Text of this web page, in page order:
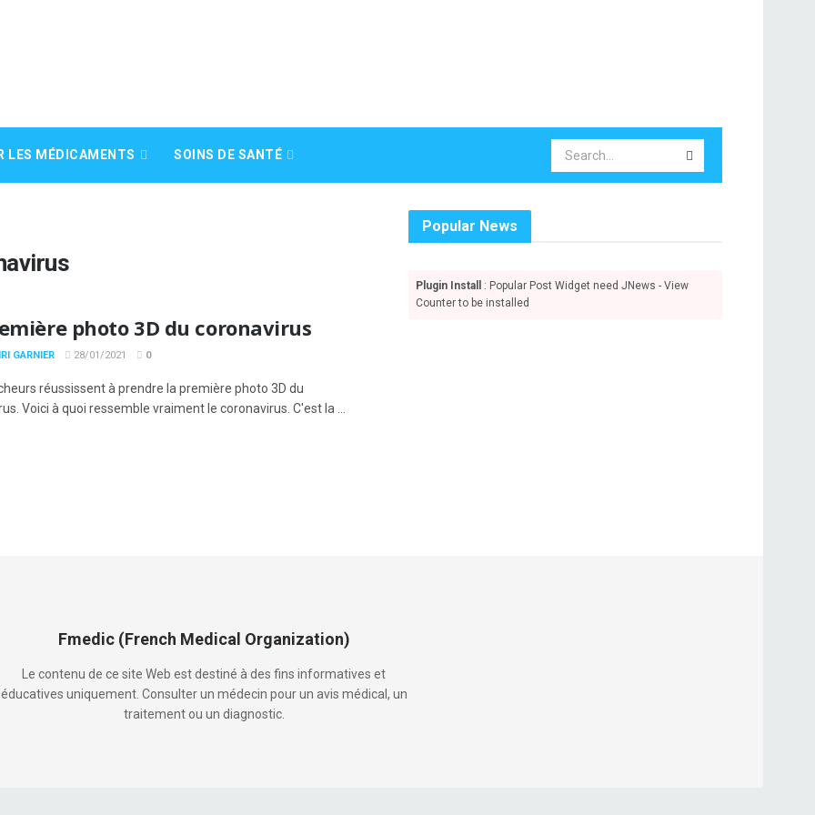
LES MÉDICAMENTS SOINS DE SANTÉ
photo 3D du coronavirus
GARNIER 28/01/2021 0
réussissent à prendre la première photo 3D du
Voici à quoi ressemble vraiment le coronavirus. C'est la ...
Popular News
Plugin Install
: Popular Post Widget need JNews - View
Counter to be installed
Fmedic (French Medical Organization)
Le contenu de ce site Web est destiné à des fins informatives et
éducatives uniquement. Consulter un médecin pour un avis médical, un
traitement ou un diagnostic.